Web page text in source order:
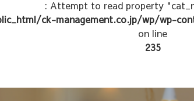
: Attempt to read property
ck-management.co.jp/wp/wp-
on line
235